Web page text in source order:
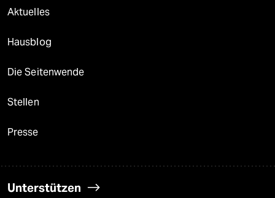
Aktuelles
Hausblog
Die Seitenwende
Stellen
Presse
Unterstützen